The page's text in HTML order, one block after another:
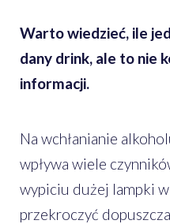
Warto wiedzieć, ile
dany drink, ale to nie
informacji.
Na wchłanianie
wpływa wiele
wypiciu dużej lampki
przekroczyć